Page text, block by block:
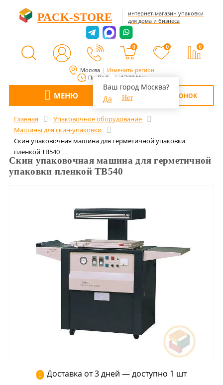
Москва Изменить регион
Ваш город Москва?
Да
Нет
Пн-Пт 8:00 - 17:00 Мск
PACK-STORE
интернет-магазин упаковки
для дома и бизнеса
0 0 0
МЕНЮ ОБРАТНЫЙ ЗВОНОК
Главная
Упаковочное оборудование
Машины для скин-упаковки
Скин упаковочная машина для герметичной упаковки
пленкой TB540
Скин упаковочная машина для герметичной
упаковки пленкой TB540
Доставка от 3 дней — доступно 1 шт